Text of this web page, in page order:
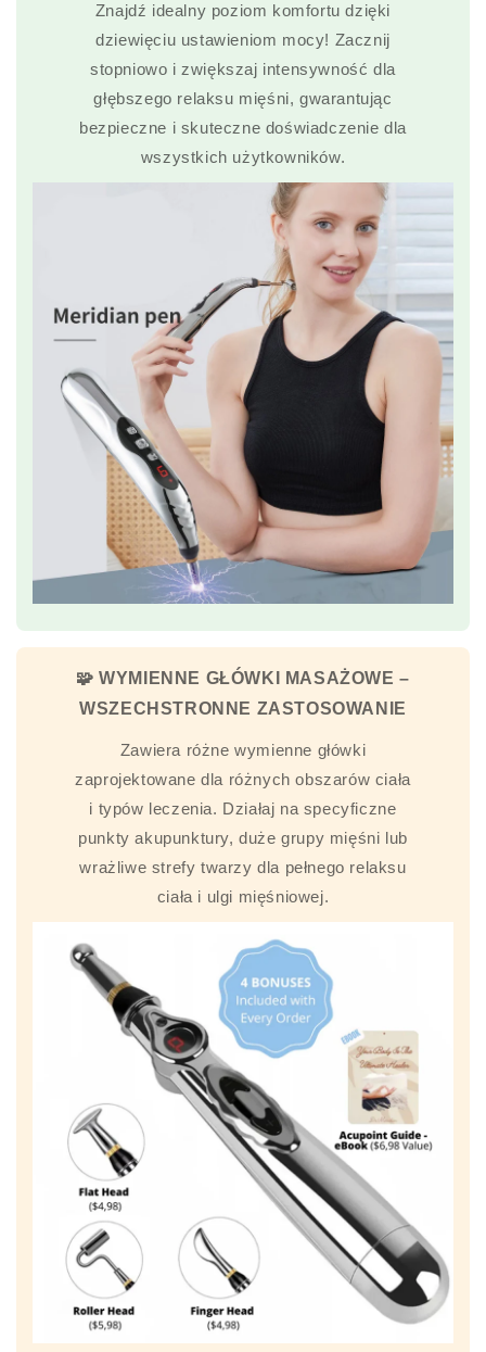
Znajdź idealny poziom komfortu dzięki
dziewięciu ustawieniom mocy! Zacznij
stopniowo i zwiększaj intensywność dla
głębszego relaksu mięśni, gwarantując
bezpieczne i skuteczne doświadczenie dla
wszystkich użytkowników.
🧩 WYMIENNE GŁÓWKI MASAŻOWE –
WSZECHSTRONNE ZASTOSOWANIE
Zawiera różne wymienne główki
zaprojektowane dla różnych obszarów ciała
i typów leczenia. Działaj na specyficzne
punkty akupunktury, duże grupy mięśni lub
wrażliwe strefy twarzy dla pełnego relaksu
ciała i ulgi mięśniowej.